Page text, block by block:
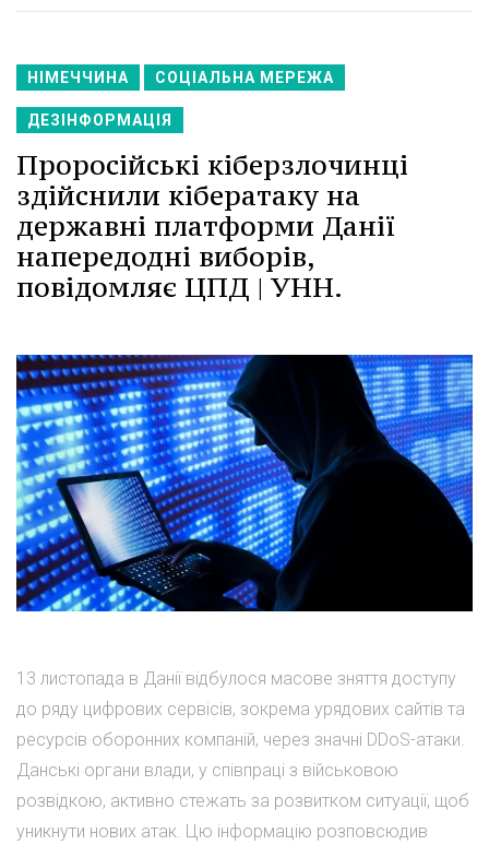
НІМЕЧЧИНА СОЦІАЛЬНА МЕРЕЖА
ДЕЗІНФОРМАЦІЯ
Проросійські кіберзлочинці
здійснили кібератаку на
державні платформи Данії
напередодні виборів,
повідомляє ЦПД | УНН.
13 листопада в Данії відбулося масове зняття доступу
до ряду цифрових сервісів, зокрема урядових сайтів та
ресурсів оборонних компаній, через значні DDoS-атаки.
Данські органи влади, у співпраці з військовою
розвідкою, активно стежать за розвитком ситуації, щоб
уникнути нових атак. Цю інформацію розповсюдив